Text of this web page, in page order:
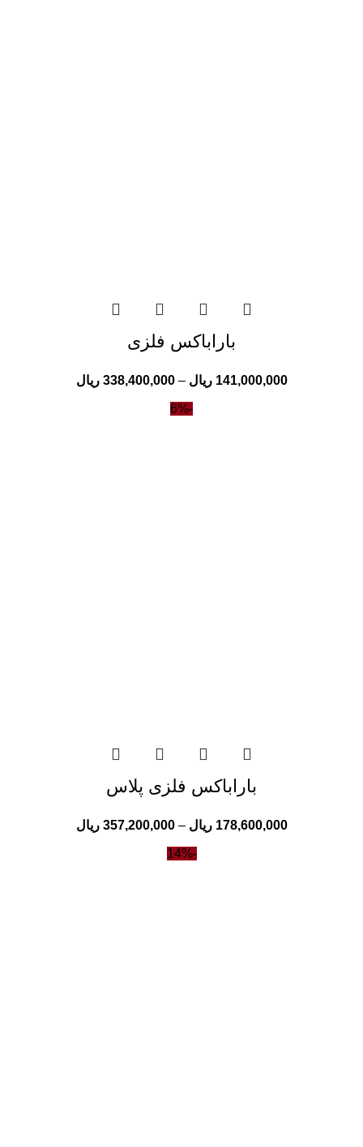
باراباکس فلزی
141,000,000 ریال –
338,400,000 ریال
-6%
باراباکس فلزی پلاس
178,600,000 ریال –
357,200,000 ریال
-14%